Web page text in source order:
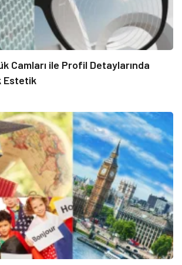
Camları ile Profil Detaylarında
Estetik